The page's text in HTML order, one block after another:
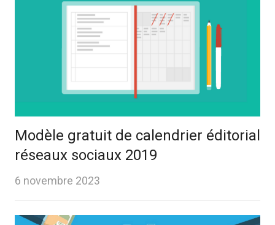
Modèle gratuit de calendrier éditorial
réseaux sociaux 2019
6 novembre 2023